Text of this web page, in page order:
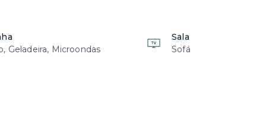
disponibilidade e reserva com até 24h de
variações como cafeteira (pó x cápsula), ferro de
Geladeira, Microondas
Sala
Sofá